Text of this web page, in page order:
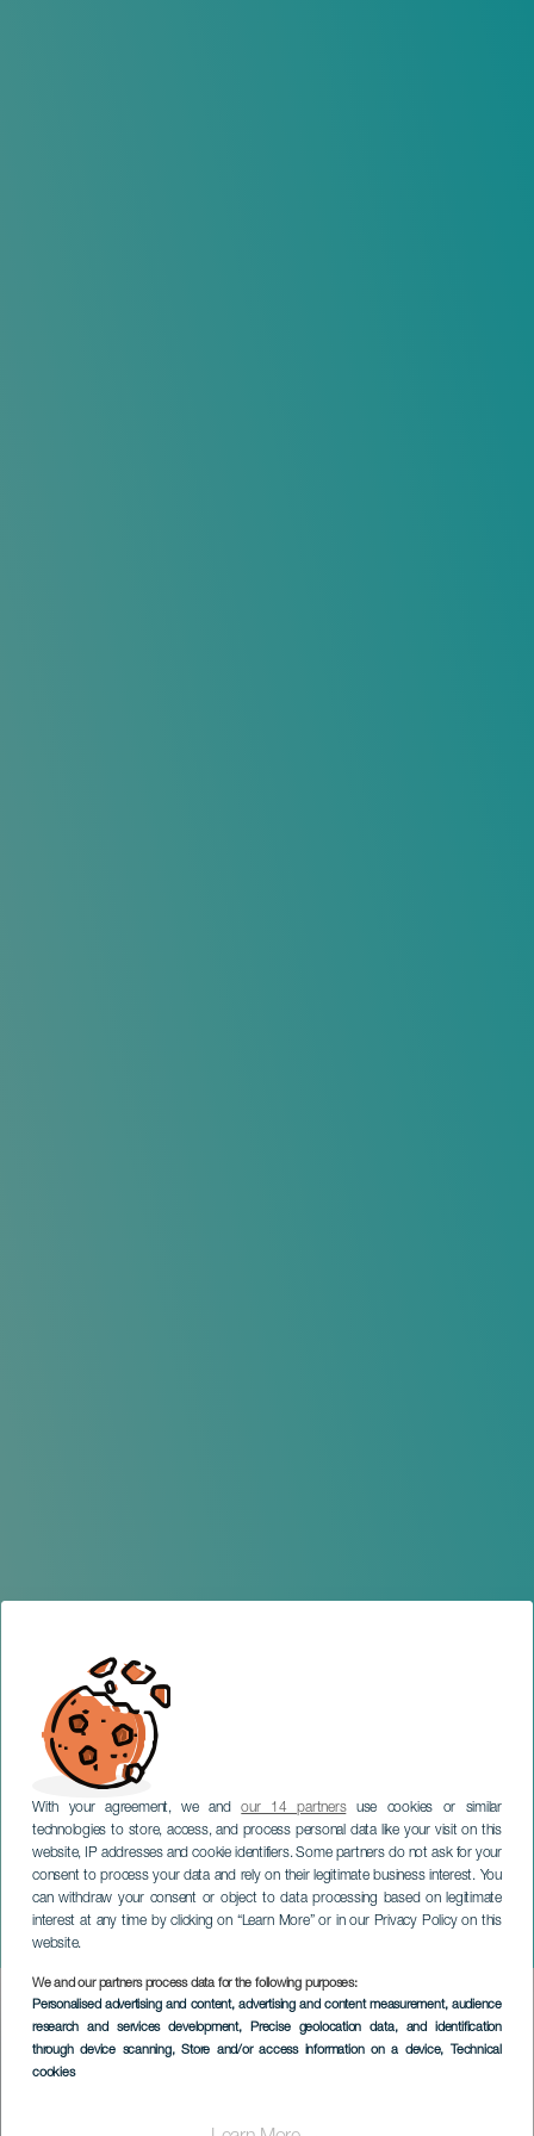
With your agreement, we andour 14 partnersuse cookies or similar
technologies to store, access, and process personal data like your visit on this
website, IP addresses and cookie identifiers. Some partners do not ask for your
consent to process your data and rely on their legitimate business interest. You
can withdraw your consent or object to data processing based on legitimate
interest at any time by clicking on “Learn More” or in our Privacy Policy on this
website.
We and our partners process data for the following purposes:
Personalised advertising and content, advertising and content measurement, audience
research and services development, Precise geolocation data, and identification
through device scanning, Store and/or access information on a device, Technical
cookies
Kerst in Los Realejos
TENERIFE
Imagen
Listado